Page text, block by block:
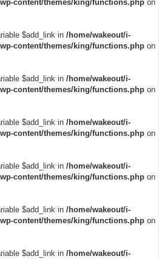
content/themes/king/functions.php on
$add_link in /home/wakeout/i-
content/themes/king/functions.php on
$add_link in /home/wakeout/i-
content/themes/king/functions.php on
$add_link in /home/wakeout/i-
content/themes/king/functions.php on
$add_link in /home/wakeout/i-
content/themes/king/functions.php on
$add_link in /home/wakeout/i-
content/themes/king/functions.php on
$add_link in /home/wakeout/i-